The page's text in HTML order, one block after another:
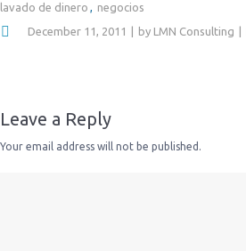
lavado de dinero
negocios
December 11, 2011
by LMN Consulting
Leave a Reply
Your email address will not be published.